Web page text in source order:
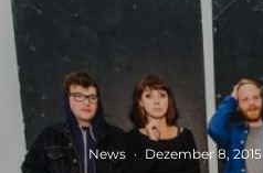
News · Dezember 8, 2015